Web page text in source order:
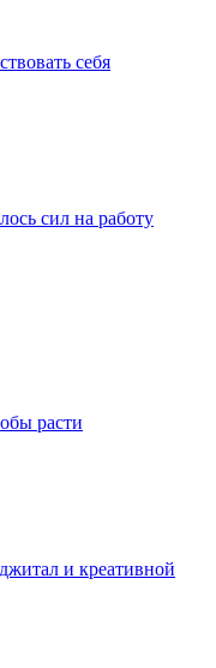
себя
сил на работу
расти
и креативной